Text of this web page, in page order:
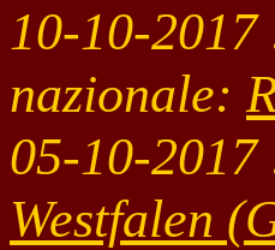
10-10-2017
nazionale:
05-10-
Westfalen